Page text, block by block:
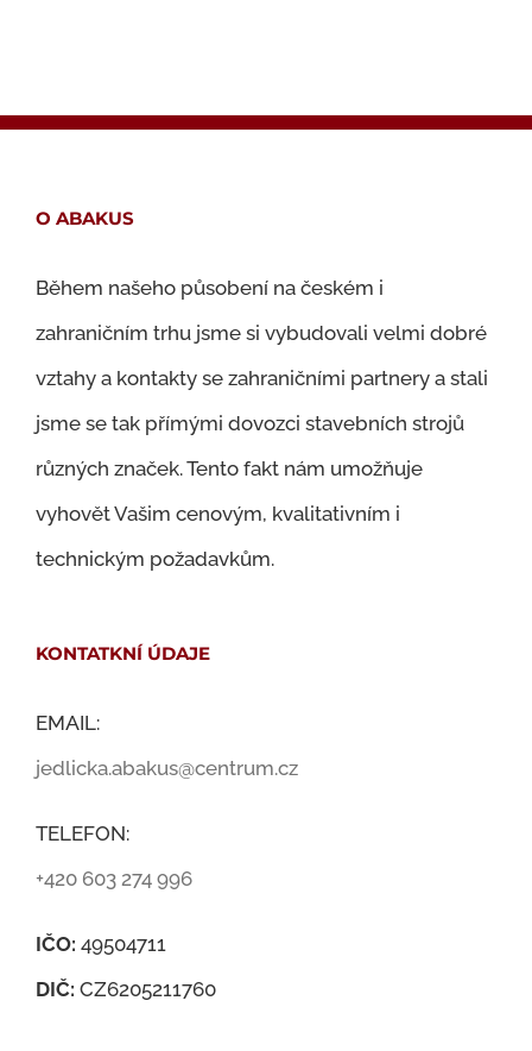
O ABAKUS
Během našeho působení na českém i
zahraničním trhu jsme si vybudovali velmi dobré
vztahy a kontakty se zahraničními partnery a stali
jsme se tak přímými dovozci stavebních strojů
různých značek. Tento fakt nám umožňuje
vyhovět Vašim cenovým, kvalitativním i
technickým požadavkům.
KONTATKNÍ ÚDAJE
EMAIL:
jedlicka.abakus@centrum.cz
TELEFON:
+420 603 274 996
IČO: 49504711
DIČ: CZ6205211760